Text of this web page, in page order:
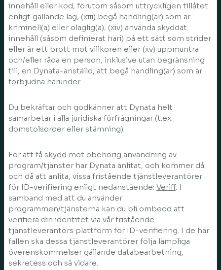
innehåll eller kod, förutom såsom uttryckligen tillåtet
enligt gällande lag, (xiii) begå handling(ar) som är
kriminell(a) eller olaglig(a), (xiv) använda skyddat
innehåll (såsom definierat häri) på ett sätt som strider
eller är ett brott mot villkoren eller (xv) uppmuntra
och/eller råda en person, inklusive utan begränsning
till, en Dynata-anställd, att begå handling(ar) som är
förbjudna härunder.
Du bekräftar och godkänner att Dynata helt
samarbetar i alla juridiska förfrågningar (t.ex.
domstolsorder eller stämning).
För att få skydd mot obehörig användning av
program/tjänster har Dynata anlitat, och kommer då
och då att anlita, vissa fristående tjänstleverantörer
för ID-verifiering enligt nedanstående: Veriff. I
samband med att du använder
programmen/tjänsterna kan du bli ombedd att
verifiera din identitet via vår fristående
tjänstleverantörs plattform för ID-verifiering. I de här
fallen ska dessa tjänstleverantörer följa lämpliga
överenskommelser gällande databearbetning,
sekretess och så vidare.